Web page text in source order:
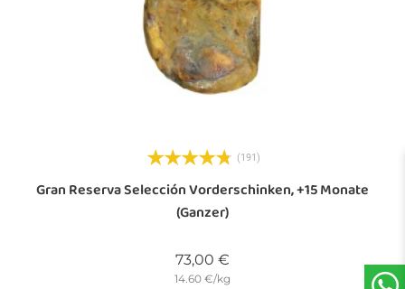
(191)
Gran Reserva Selección Vorderschinken, +15 Monate
(ganzer)
73,00 €
14.60 €/kg